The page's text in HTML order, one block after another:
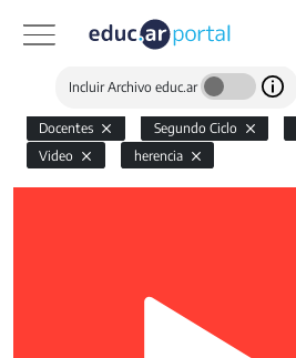
Incluir Archivo educ.ar
Docentes Segundo Ciclo
Video
herencia